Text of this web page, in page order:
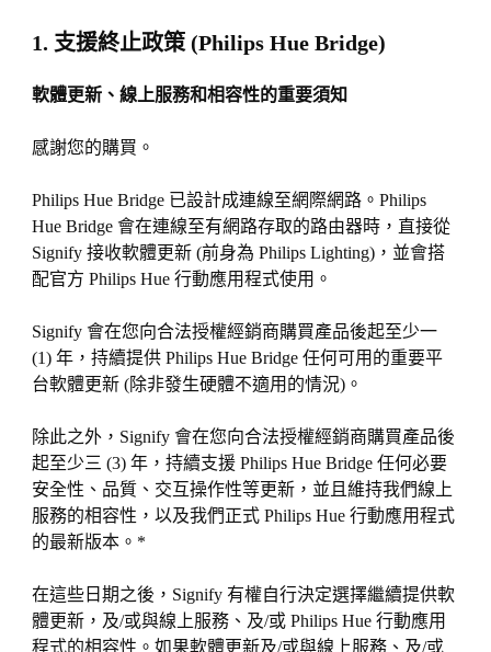
1. 支援終止政策 (Philips Hue Bridge)
軟體更新、線上服務和相容性的重要須知
感謝您的購買。
Philips Hue Bridge 已設計成連線至網際網路。Philips
Hue Bridge 會在連線至有網路存取的路由器時，直接從
Signify 接收軟體更新 (前身為 Philips Lighting)，並會搭
配官方 Philips Hue 行動應用程式使用。
Signify 會在您向合法授權經銷商購買產品後起至少一
(1) 年，持續提供 Philips Hue Bridge 任何可用的重要平
台軟體更新 (除非發生硬體不適用的情況)。
除此之外，Signify 會在您向合法授權經銷商購買產品後
起至少三 (3) 年，持續支援 Philips Hue Bridge 任何必要
安全性、品質、交互操作性等更新，並且維持我們線上
服務的相容性，以及我們正式 Philips Hue 行動應用程式
的最新版本。*
在這些日期之後，Signify 有權自行決定選擇繼續提供軟
體更新，及/或與線上服務、及/或 Philips Hue 行動應用
程式的相容性。如果軟體更新及/或與線上服務、及/或